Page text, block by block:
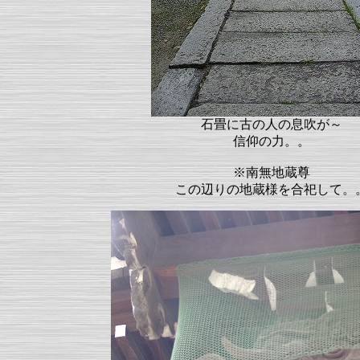
石畳に古の人の息吹が～
信仰の力。。
※南無地蔵尊
この辺りの地蔵様を合祀して。